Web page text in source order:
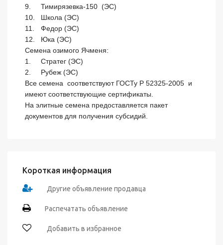
9.	Тимирязевка-150  (ЭС)
10.	Школа (ЭС)
11.	Федор (ЭС)
12.	Юка (ЭС)
Семена озимого Ячменя:
1.	Стратег (ЭС)
2.	Рубеж (ЭС)
Все семена  соответствуют ГОСТу Р 52325-2005  и
имеют соответствующие сертификаты.
На элитные семена предоставляется пакет
документов для получения субсидий.
Короткая информация
Другие объявление продавца
Распечатать объявление
Добавить в избранное